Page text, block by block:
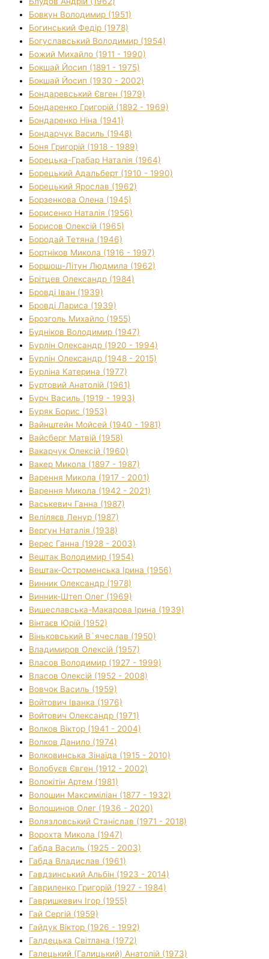
Бовкун Володимир (1951)
Богинський Федір (1978)
Богуславський Володимир (1954)
Божий Михайло (1911 - 1990)
Бокшай Йосип (1891 - 1975)
Бокшай Йосип (1930 - 2002)
Бондаревський Євген (1979)
Бондаренко Григорій (1892 - 1969)
Бондаренко Ніна (1941)
Бондарчук Василь (1948)
Боня Григорій (1918 - 1989)
Борецька-Грабар Наталія (1964)
Борецький Адальберт (1910 - 1990)
Борецький Ярослав (1962)
Борзенкова Олена (1945)
Борисенко Наталія (1956)
Борисов Олексій (1965)
Бородай Тетяна (1946)
Бортніков Микола (1916 - 1997)
Боршош-Літун Людмила (1962)
Брітцев Олександр (1984)
Бровді Іван (1939)
Бровді Лариса (1939)
Брозголь Михайло (1955)
Будніков Володимир (1947)
Бурлін Олександр (1920 - 1994)
Бурлін Олександр (1948 - 2015)
Бурліна Катерина (1977)
Буртовий Анатолій (1961)
Бурч Василь (1919 - 1993)
Буряк Борис (1953)
Вайнштейн Мойсей (1940 - 1981)
Вайсберг Матвій (1958)
Вакарчук Олексій (1960)
Вакер Микола (1897 - 1987)
Варення Микола (1917 - 2001)
Варення Микола (1942 - 2021)
Васькевич Ганна (1987)
Веліляєв Ленур (1987)
Вергун Наталія (1938)
Верес Ганна (1928 - 2003)
Вештак Володимир (1954)
Вештак-Остроменська Ірина (1956)
Винник Олександр (1978)
Винник-Штеп Олег (1969)
Вишеславська-Макарова Ірина (1939)
Вінтаєв Юрій (1952)
Віньковський В`ячеслав (1950)
Владимиров Олексій (1957)
Власов Володимир (1927 - 1999)
Власов Олексій (1952 - 2008)
Вовчок Василь (1959)
Войтович Іванка (1976)
Войтович Олександр (1971)
Волков Віктор (1941 - 2004)
Волков Данило (1974)
Волковинська Зінаїда (1915 - 2010)
Волобуєв Євген (1912 - 2002)
Волокітін Артем (1981)
Волошин Максиміліан (1877 - 1932)
Волошинов Олег (1936 - 2020)
Волязловський Станіслав (1971 - 2018)
Ворохта Микола (1947)
Габда Василь (1925 - 2003)
Габда Владислав (1961)
Гавдзинський Альбін (1923 - 2014)
Гавриленко Григорій (1927 - 1984)
Гавришкевич Ігор (1955)
Гай Сергій (1959)
Гайдук Віктор (1926 - 1992)
Галдецька Світлана (1972)
Галецький (Галицький) Анатолій (1973)